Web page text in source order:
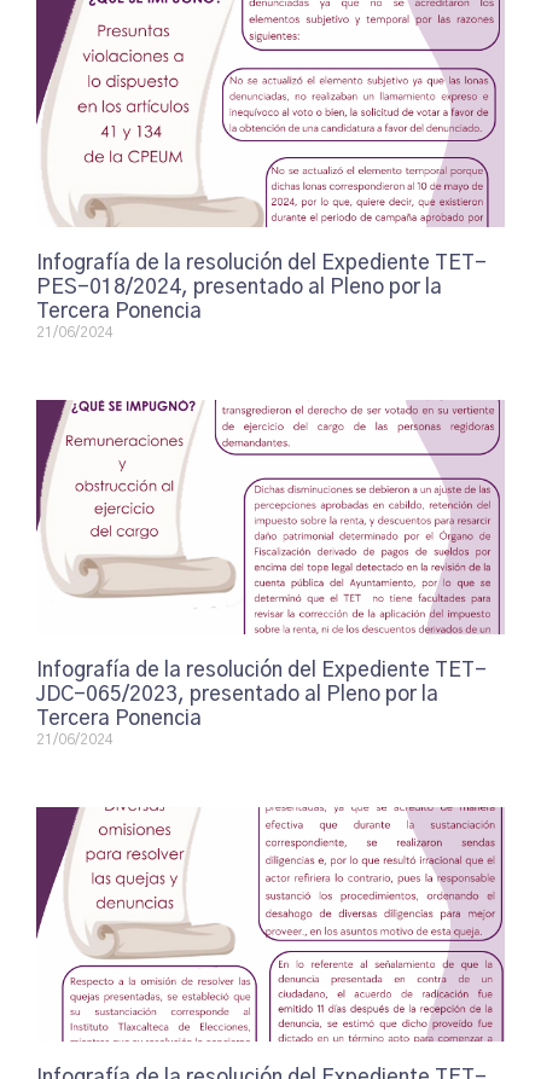
Infografía de la resolución del Expediente TET-
PES-018/2024, presentado al Pleno por la
Tercera Ponencia
21/06/2024
Infografía de la resolución del Expediente TET-
JDC-065/2023, presentado al Pleno por la
Tercera Ponencia
21/06/2024